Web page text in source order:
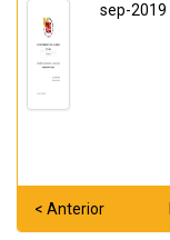
sep-2019
< Anterior